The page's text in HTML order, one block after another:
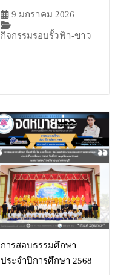
9 มกราคม 2026
กิจกรรมรอบรั้วฟ้า-ขาว
การสอบธรรมศึกษา
ประจำปีการศึกษา 2568